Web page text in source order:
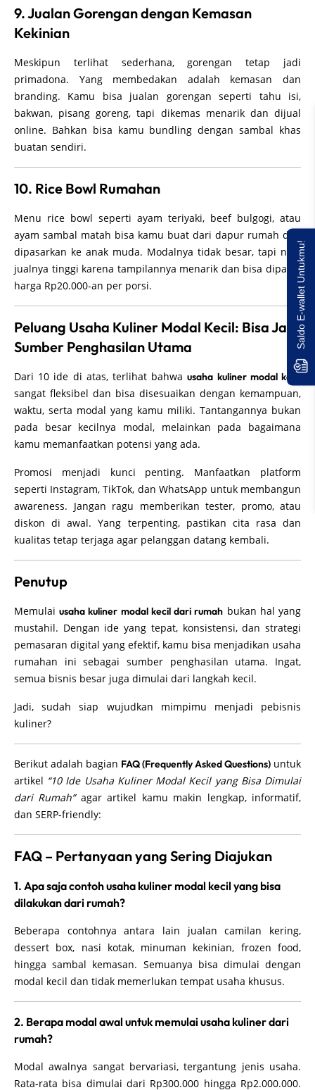
9. Jualan Gorengan dengan Kemasan
Kekinian
Meskipun terlihat sederhana, gorengan tetap jadi
primadona. Yang membedakan adalah kemasan dan
branding. Kamu bisa jualan gorengan seperti tahu isi,
bakwan, pisang goreng, tapi dikemas menarik dan dijual
online. Bahkan bisa kamu bundling dengan sambal khas
buatan sendiri.
10. Rice Bowl Rumahan
Menu rice bowl seperti ayam teriyaki, beef bulgogi, atau
ayam sambal matah bisa kamu buat dari dapur rumah dan
dipasarkan ke anak muda. Modalnya tidak besar, tapi nilai
jualnya tinggi karena tampilannya menarik dan bisa dipatok
harga Rp20.000-an per porsi.
Peluang Usaha Kuliner Modal Kecil: Bisa Jadi
Sumber Penghasilan Utama
Dari 10 ide di atas, terlihat bahwausaha kuliner modal kecil
sangat fleksibel dan bisa disesuaikan dengan kemampuan,
waktu, serta modal yang kamu miliki. Tantangannya bukan
pada besar kecilnya modal, melainkan pada bagaimana
kamu memanfaatkan potensi yang ada.
Promosi menjadi kunci penting. Manfaatkan platform
seperti Instagram, TikTok, dan WhatsApp untuk membangun
awareness. Jangan ragu memberikan tester, promo, atau
diskon di awal. Yang terpenting, pastikan cita rasa dan
kualitas tetap terjaga agar pelanggan datang kembali.
Penutup
Memulaiusaha kuliner modal kecil dari rumah bukan hal yang
mustahil. Dengan ide yang tepat, konsistensi, dan strategi
pemasaran digital yang efektif, kamu bisa menjadikan usaha
rumahan ini sebagai sumber penghasilan utama. Ingat,
semua bisnis besar juga dimulai dari langkah kecil.
Jadi, sudah siap wujudkan mimpimu menjadi pebisnis
kuliner?
Berikut adalah bagian FAQ (Frequently Asked Questions) untuk
artikel “10 Ide Usaha Kuliner Modal Kecil yang Bisa Dimulai
dari Rumah”agar artikel kamu makin lengkap, informatif,
dan SERP-friendly:
FAQ – Pertanyaan yang Sering Diajukan
1. Apa saja contoh usaha kuliner modal kecil yang bisa
dilakukan dari rumah?
Beberapa contohnya antara lain jualan camilan kering,
dessert box, nasi kotak, minuman kekinian, frozen food,
hingga sambal kemasan. Semuanya bisa dimulai dengan
modal kecil dan tidak memerlukan tempat usaha khusus.
2. Berapa modal awal untuk memulai usaha kuliner dari
rumah?
Modal awalnya sangat bervariasi, tergantung jenis usaha.
Rata-rata bisa dimulai dari Rp300.000 hingga Rp2.000.000.
Saldo E-wallet Untukmu!